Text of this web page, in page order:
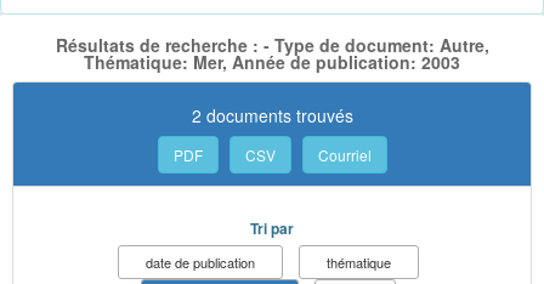
Résultats de recherche : - Type de document: Autre,
Thématique: Mer, Année de publication: 2003
2 documents trouvés
PDF CSV Courriel
Tri par
date de publication
thématique